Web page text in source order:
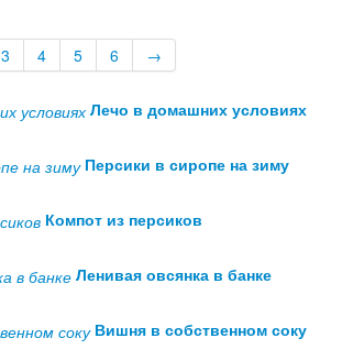
3 4 5 6 →
Лечо в домашних условиях
Персики в сиропе на зиму
Компот из персиков
Ленивая овсянка в банке
Вишня в собственном соку